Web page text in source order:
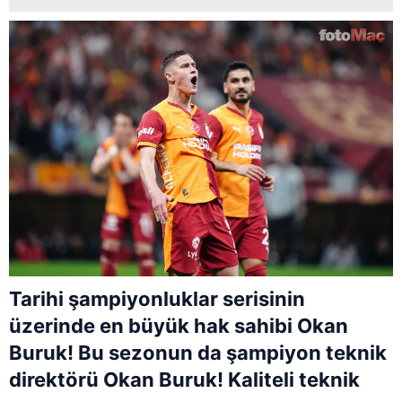
Tarihi şampiyonluklar serisinin
üzerinde en büyük hak sahibi Okan
Buruk! Bu sezonun da şampiyon teknik
direktörü Okan Buruk! Kaliteli teknik